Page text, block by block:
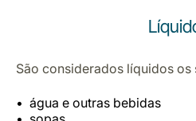
São considerados líquidos
água e outras bebidas